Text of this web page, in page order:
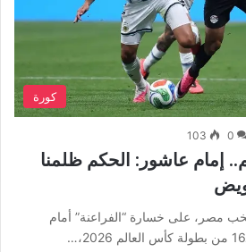
كورة
0
103
إمام عاشور: الحكم ظلمنا
مصر، على خسارة “الفراعنة” أمام